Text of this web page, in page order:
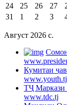
24
25 26 27
31
1 2 3
Август 2026 c.
Кумитаи
www.youth.tj
ТҶ
www.tdc.tj